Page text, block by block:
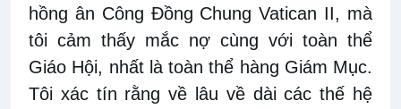
hồng ân Công Đồng Chung Vatican II, mà
tôi cảm thấy mắc nợ cùng với toàn thể
Giáo Hội, nhất là toàn thể hàng Giám Mục.
Tôi xác tín rằng về lâu về dài các thế hệ